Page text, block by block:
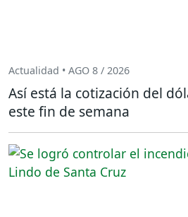
Actualidad • AGO 8 / 2026
Así está la cotización del
este fin de semana